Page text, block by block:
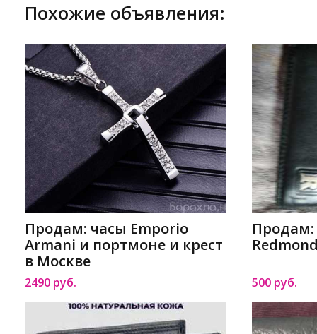
Похожие объявления:
Продам: часы Emporio
Armani и портмоне и крест
в Москве
2490 руб. 500 руб.